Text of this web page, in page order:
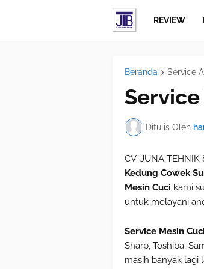
REVIEW
Beranda Service
Ditulis Oleh
CV. JUNA
Kedung Cowek
Mesin Cuci kami
untuk melayani
Service Mesin
Sharp, Toshiba,
masih banyak lagi